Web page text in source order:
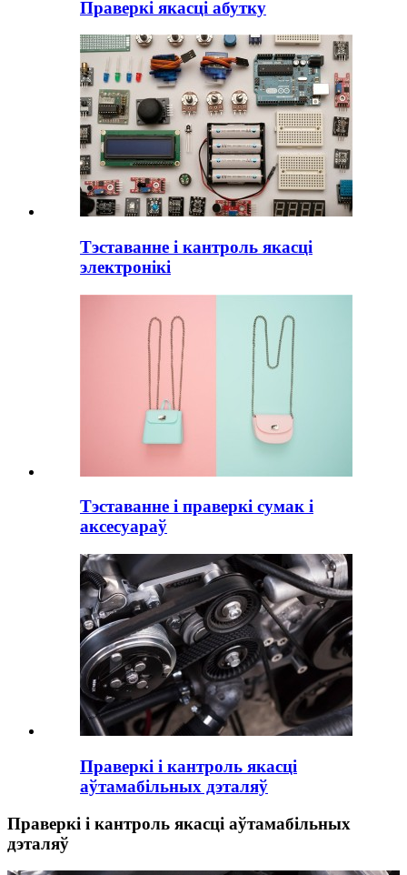
Праверкі якасці абутку
Тэставанне і кантроль якасці
электронікі
Тэставанне і праверкі сумак і
аксесуараў
Праверкі і кантроль якасці
аўтамабільных дэталяў
Праверкі і кантроль якасці аўтамабільных
дэталяў